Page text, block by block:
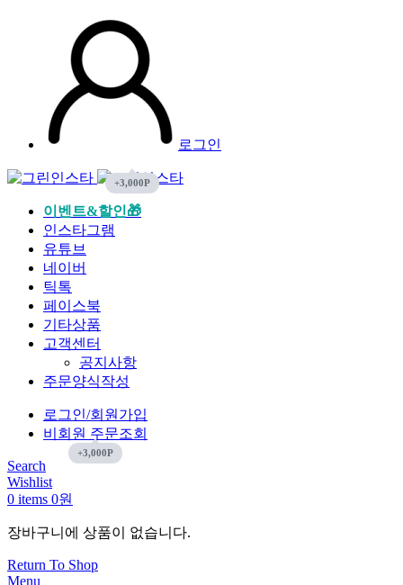
로그인
이벤트&할인🎁
인스타그램
유튜브
네이버
틱톡
페이스북
기타상품
고객센터
공지사항
주문양식작성
로그인/회원가입
비회원 주문조회
Search
Wishlist
0 items 0원
장바구니에 상품이 없습니다.
Return To Shop
Menu